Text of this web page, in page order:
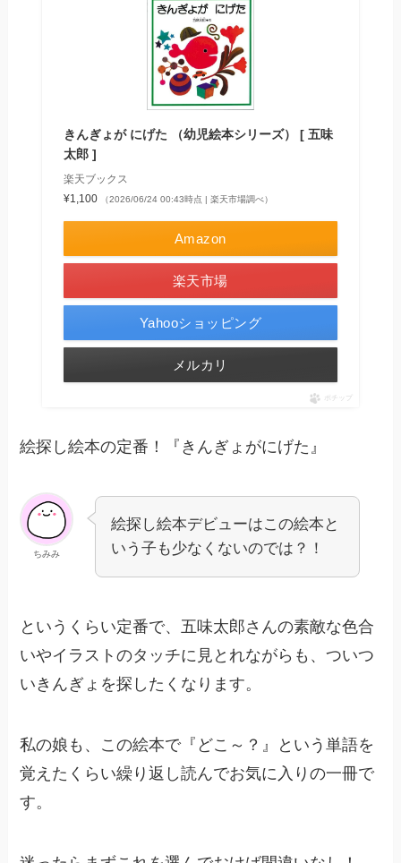
きんぎょが にげた （幼児絵本シリーズ） [ 五味
太郎 ]
楽天ブックス
¥1,100
（2026/06/24 00:43時点 | 楽天市場調べ）
Amazon
楽天市場
Yahooショッピング
メルカリ
ポチップ
絵探し絵本の定番！『きんぎょがにげた』
ちみみ
絵探し絵本デビューはこの絵本と
いう子も少なくないのでは？！
というくらい定番で、五味太郎さんの素敵な色合
いやイラストのタッチに見とれながらも、ついつ
いきんぎょを探したくなります。
私の娘も、この絵本で『どこ～？』という単語を
覚えたくらい繰り返し読んでお気に入りの一冊で
す。